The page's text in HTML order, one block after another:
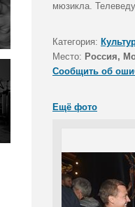
мюзикла.
Категория:
Место: Россия,
Сообщить об
Ещё фото